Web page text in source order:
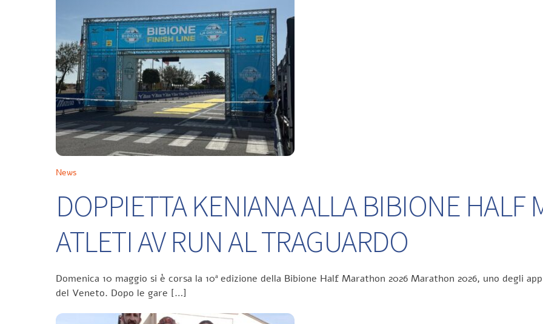
News
DOPPIETTA KENIANA ALLA BIBIONE HALF
ATLETI AV RUN AL TRAGUARDO
Domenica 10 maggio si è corsa la 10ª edizione della Bibione Half Marathon 2026 Marathon 2026, uno degli
del Veneto. Dopo le gare […]